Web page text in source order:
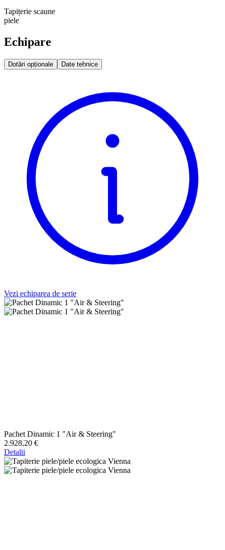
Tapițerie scaune
piele
Echipare
Dotări opționale Date tehnice
Vezi echiparea de serie
Pachet Dinamic 1 "Air & Steering"
2.928,20 €
Detalii